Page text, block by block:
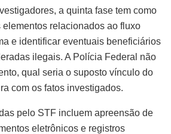
a quinta fase tem como
relacionados ao fluxo
e identificar eventuais beneficiários
ilegais. A Polícia Federal não
qual seria o suposto vínculo do
com os fatos investigados.
pelo STF incluem apreensão de
eletrônicos e registros